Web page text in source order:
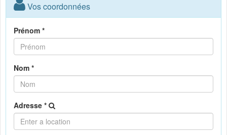
Vos coordonnées
Prénom *
Nom *
Adresse *